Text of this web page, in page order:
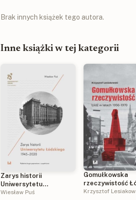
Brak innych książek tego autora.
Inne książki w tej kategorii
Zarys historii
Uniwersytetu
Łódzkiego1945-2020
Wiesław Puś
Gomułkowska
rzeczywistość
latach 1956-
Krzysztof